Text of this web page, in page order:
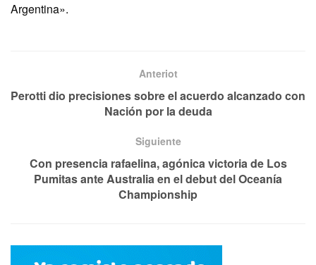
Argentina».
Anteriot
Perotti dio precisiones sobre el acuerdo alcanzado con
Nación por la deuda
Siguiente
Con presencia rafaelina, agónica victoria de Los
Pumitas ante Australia en el debut del Oceanía
Championship